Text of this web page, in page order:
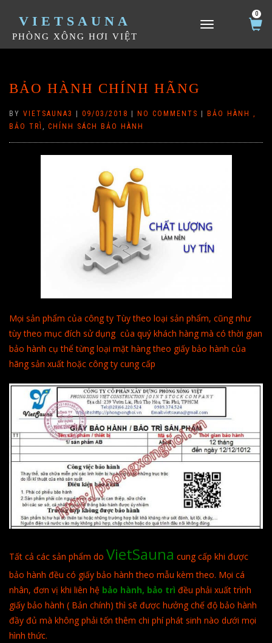
VIETSAUNA
PHÒNG XÔNG HƠI VIỆT
TOGGLE NAVIGATION
0
BẢO HÀNH CHÍNH HÃNG
BY VIETSAUNA3 09/03/2018 NO COMMENTS
BẢO HÀNH ,
BẢO TRÌ , CHÍNH SÁCH BẢO HÀNH
Mọi sản phẩm của công ty Tùy theo loại sản phẩm, cũng như
tùy theo mục đích sử dụng của quý khách hàng mà có thời gian
bảo hành cụ thể từng loại mặt hàng theo giấy bảo hành của
hãng sản xuất hoặc công ty cung cấp
Tất cả các sản phẩm do VietSauna cung cấp khi được
bảo hành đều có giấy bảo hành theo mẫu kèm theo. Mọi cá
nhân, đơn vị khi liên hệ bảo hành, bảo trì đều phải xuất trình
giấy bảo hành ( Bản chính) thì sẽ được hưởng chế độ bảo hành
đầy đủ mà không phải tốn thêm chi phí phát sinh nào dưới mọi
hình thức.